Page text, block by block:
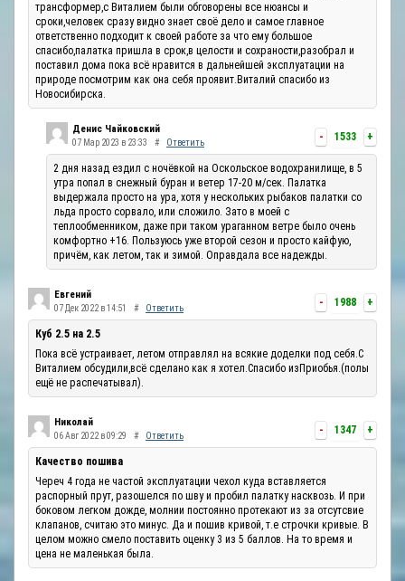
трансформер,с Виталием были обговорены все нюансы и
сроки,человек сразу видно знает своё дело и самое главное
ответственно подходит к своей работе за что ему большое
спасибо,палатка пришла в срок,в целости и сохраности,разобрал и
поставил дома пока всё нравится в дальнейшей эксплуатации на
природе посмотрим как она себя проявит.Виталий спасибо из
Новосибирска.
- 1533 +
Денис Чайковский
07 Мар 2023 в 23:33 # Ответить
2 дня назад ездил с ночёвкой на Оскольское водохранилище, в 5
утра попал в снежный буран и ветер 17-20 м/сек. Палатка
выдержала просто на ура, хотя у нескольких рыбаков палатки со
льда просто сорвало, или сложило. Зато в моей с
теплообменником, даже при таком ураганном ветре было очень
комфортно +16. Пользуюсь уже второй сезон и просто кайфую,
причём, как летом, так и зимой. Оправдала все надежды.
- 1988 +
Евгений
07 Дек 2022 в 14:51 # Ответить
Куб 2.5 на 2.5
Пока всё устраивает, летом отправлял на всякие доделки под себя.С
Виталием обсудили,всё сделано как я хотел.Спасибо изПриобья.(полы
ещё не распечатывал).
- 1347 +
Николай
06 Авг 2022 в 09:29 # Ответить
Качество пошива
Череч 4 года не частой эксплуатации чехол куда вставляется
распорный прут, разошелся по шву и пробил палатку насквозь. И при
боковом легком дожде, молнии постоянно протекают из за отсутсвие
клапанов, считаю это минус. Да и пошив кривой, т.е строчки кривые. В
целом можно смело поставить оценку 3 из 5 баллов. На то время и
цена не маленькая была.